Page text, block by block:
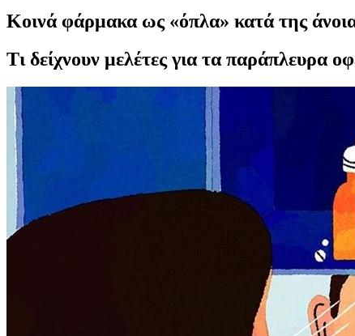
Κοινά φάρμακα ως «όπλα» κατά της
Τι δείχνουν μελέτες για τα παράπλευρα